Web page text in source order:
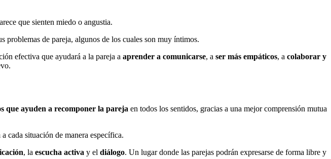
que sienten miedo o angustia.
problemas de pareja, algunos de los cuales son muy íntimos.
efectiva que ayudará a la pareja a aprender a comunicarse, a ser más empáticos, a colaborar y
que ayuden a recomponer la pareja en todos los sentidos, gracias a una mejor comprensión mutua
cada situación de manera específica.
, la escucha activa y el diálogo. Un lugar donde las parejas podrán expresarse de forma libre y